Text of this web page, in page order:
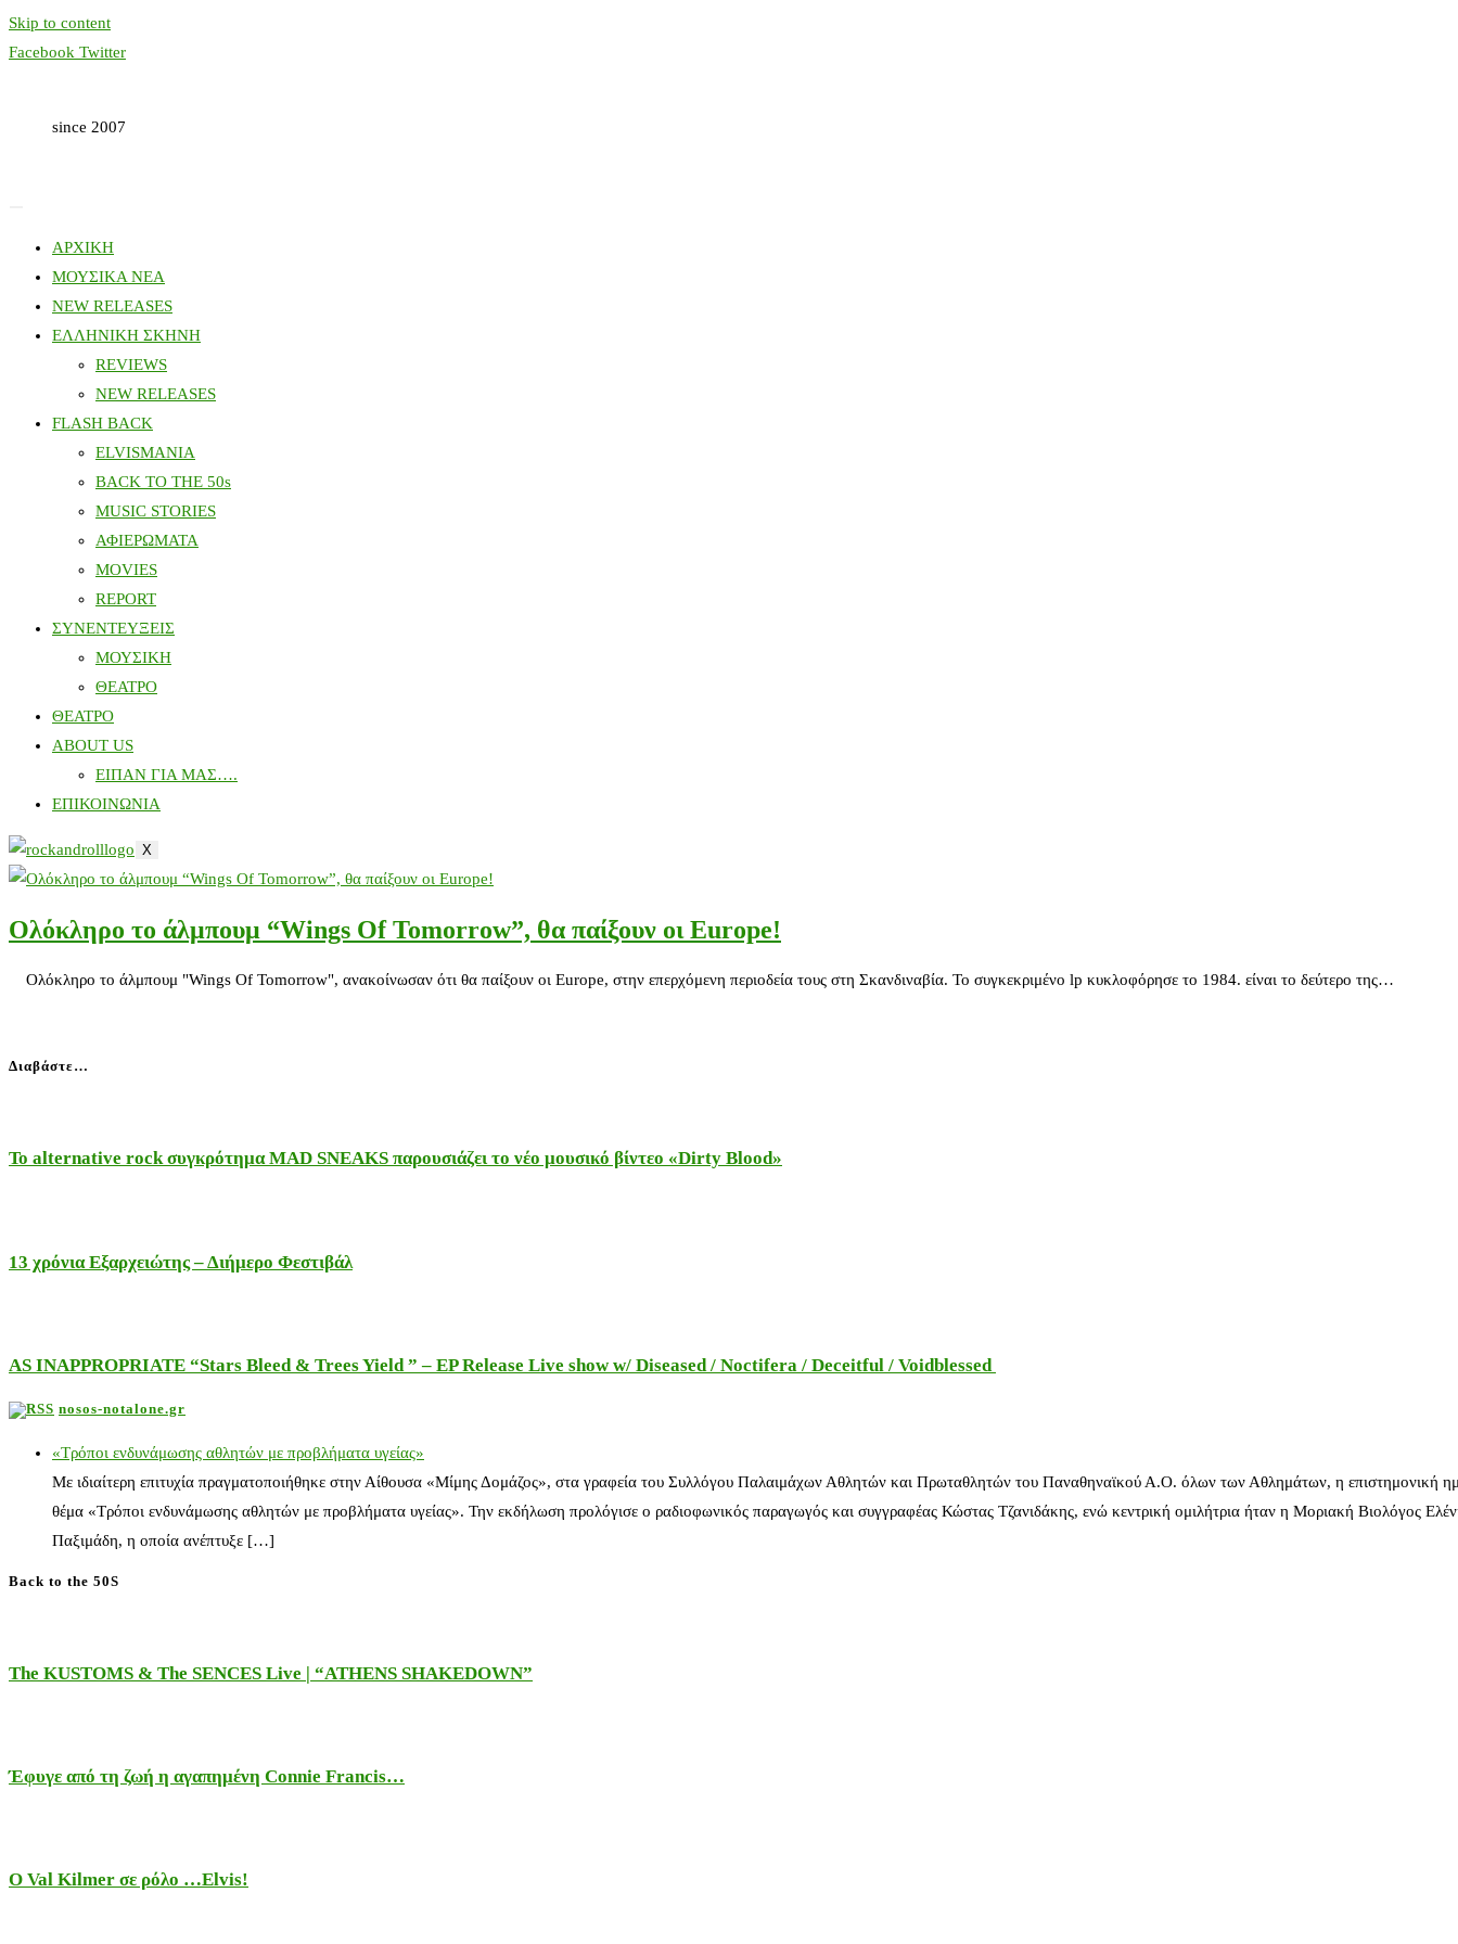
Skip to content
Facebook Twitter
since 2007
ΑΡΧΙΚΗ
ΜΟΥΣΙΚΑ ΝΕΑ
NEW RELEASES
ΕΛΛΗΝΙΚΗ ΣΚΗΝΗ
REVIEWS
NEW RELEASES
FLASH BACK
ELVISMANIA
BACK TO THE 50s
MUSIC STORIES
ΑΦΙΕΡΩΜΑΤΑ
MOVIES
REPORT
ΣΥΝΕΝΤΕΥΞΕΙΣ
ΜΟΥΣΙΚΗ
ΘΕΑΤΡΟ
ΘΕΑΤΡΟ
ABOUT US
ΕΙΠΑΝ ΓΙΑ ΜΑΣ….
ΕΠΙΚΟΙΝΩΝΙΑ
X
Ολόκληρο το άλμπουμ “Wings Of Tomorrow”, θα παίξουν οι Europe!
Ολόκληρο το άλμπουμ "Wings Of Tomorrow", ανακοίνωσαν ότι θα παίξουν οι Europe, στην επερχόμενη περιοδεία τους στη Σκανδιναβία. Το συγκεκριμένο lp κυκλοφόρησε το 1984. είναι το δεύτερο της…
Διαβάστε…
Το alternative rock συγκρότημα MAD SNEAKS παρουσιάζει το νέο μουσικό βίντεο «Dirty Blood»
13 χρόνια Εξαρχειώτης – Διήμερο Φεστιβάλ
AS INAPPROPRIATE “Stars Bleed & Trees Yield ” – EP Release Live show w/ Diseased / Noctifera / Deceitful / Voidblessed
nosos-notalone.gr
«Τρόποι ενδυνάμωσης αθλητών με προβλήματα υγείας»
Με ιδιαίτερη επιτυχία πραγματοποιήθηκε στην Αίθουσα «Μίμης Δομάζος», στα γραφεία του Συλλόγου Παλαιμάχων Αθλητών και Πρωταθλητών του Παναθηναϊκού Α.Ο. όλων των Αθλημάτων, η επιστημονική
θέμα «Τρόποι ενδυνάμωσης αθλητών με προβλήματα υγείας». Την εκδήλωση προλόγισε ο ραδιοφωνικός παραγωγός και συγγραφέας Κώστας Τζανιδάκης, ενώ κεντρική ομιλήτρια ήταν η Μοριακή Βιολόγος
Παξιμάδη, η οποία ανέπτυξε […]
Back to the 50S
The KUSTOMS & The SENCES Live | “ATHENS SHAKEDOWN”
Έφυγε από τη ζωή η αγαπημένη Connie Francis…
Ο Val Kilmer σε ρόλο …Elvis!